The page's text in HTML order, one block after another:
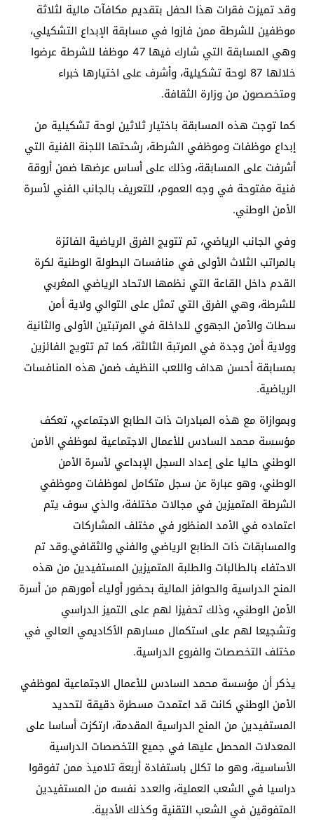
وقد تميزت فقرات هذا الحفل بتقديم مكافآت مالية لثلاثة
موظفين للشرطة ممن فازوا في مسابقة الإبداع التشكيلي،
وهي المسابقة التي شارك فيها 47 موظفا للشرطة عرضوا
خلالها 87 لوحة تشكيلية، وأشرف على اختيارها خبراء
ومتخصصون من وزارة الثقافة.
كما توجت هذه المسابقة باختيار ثلاثين لوحة تشكيلية من
إبداع موظفات وموظفي الشرطة، رشحتها اللجنة الفنية التي
أشرفت على المسابقة، وذلك على أساس عرضها ضمن أروقة
فنية مفتوحة في وجه العموم، للتعريف بالجانب الفني لأسرة
الأمن الوطني.
وفي الجانب الرياضي، تم تتويج الفرق الرياضية الفائزة
بالمراتب الثلاث الأولى في منافسات البطولة الوطنية لكرة
القدم داخل القاعة التي نظمها الاتحاد الرياضي المغربي
للشرطة، وهي الفرق التي تمثل على التوالي ولاية أمن
سطات والأمن الجهوي للداخلة في المرتبتين الأولى والثانية
وولاية أمن وجدة في المرتبة الثالثة، كما تم تتويج الفائزين
بمسابقة أحسن هداف واللعب النظيف ضمن هذه المنافسات
الرياضية.
وبموازاة مع هذه المبادرات ذات الطابع الاجتماعي، تعكف
مؤسسة محمد السادس للأعمال الاجتماعية لموظفي الأمن
الوطني حاليا على إعداد السجل الإبداعي لأسرة الأمن
الوطني، وهو عبارة عن سجل متكامل لموظفات وموظفي
الشرطة المتميزين في مجالات مختلفة، والذي سوف يتم
اعتماده في الأمد المنظور في مختلف المشاركات
والمسابقات ذات الطابع الرياضي والفني والثقافي.وقد تم
الاحتفاء بالطالبات والطلبة المتميزين المستفيدين من هذه
المنح الدراسية والحوافز المالية بحضور أولياء أمورهم من أسرة
الأمن الوطني، وذلك تحفيزا لهم على التميز الدراسي
وتشجيعا لهم على استكمال مسارهم الأكاديمي العالي في
مختلف التخصصات والفروع الدراسية.
يذكر أن مؤسسة محمد السادس للأعمال الاجتماعية لموظفي
الأمن الوطني كانت قد اعتمدت مسطرة دقيقة لتحديد
المستفيدين من المنح الدراسية المقدمة، ارتكزت أساسا على
المعدلات المحصل عليها في جميع التخصصات الدراسية
الأساسية، وهو ما تكلل باستفادة أربعة تلاميذ ممن تفوقوا
دراسيا في الشعب العملية، والعدد نفسه من المستفيدين
المتفوقين في الشعب التقنية وكذلك الأدبية.